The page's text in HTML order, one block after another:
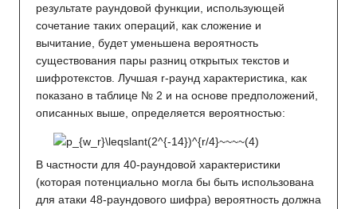
результате раундовой функции, использующей
сочетание таких операций, как сложение и
вычитание, будет уменьшена вероятность
существования пары разниц открытых текстов и
шифротекстов. Лучшая r-раунд характеристика, как
показано в таблице № 2 и на основе предположений,
описанных выше, определяется вероятностью:
В частности для 40-раундовой характеристики
(которая потенциально могла бы быть использована
для атаки 48-раундового шифра) вероятность должна